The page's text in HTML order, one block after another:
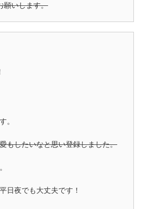
願いします。
。
もしたいなと思い登録しました。
日夜でも大丈夫です！